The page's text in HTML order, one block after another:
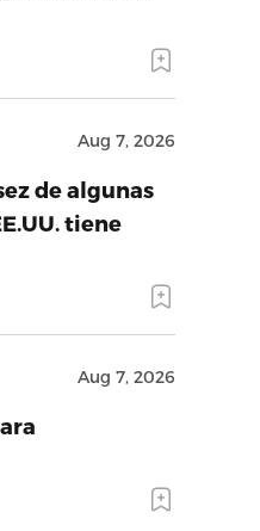
Aug 7, 2026
de algunas
tiene
Aug 7, 2026